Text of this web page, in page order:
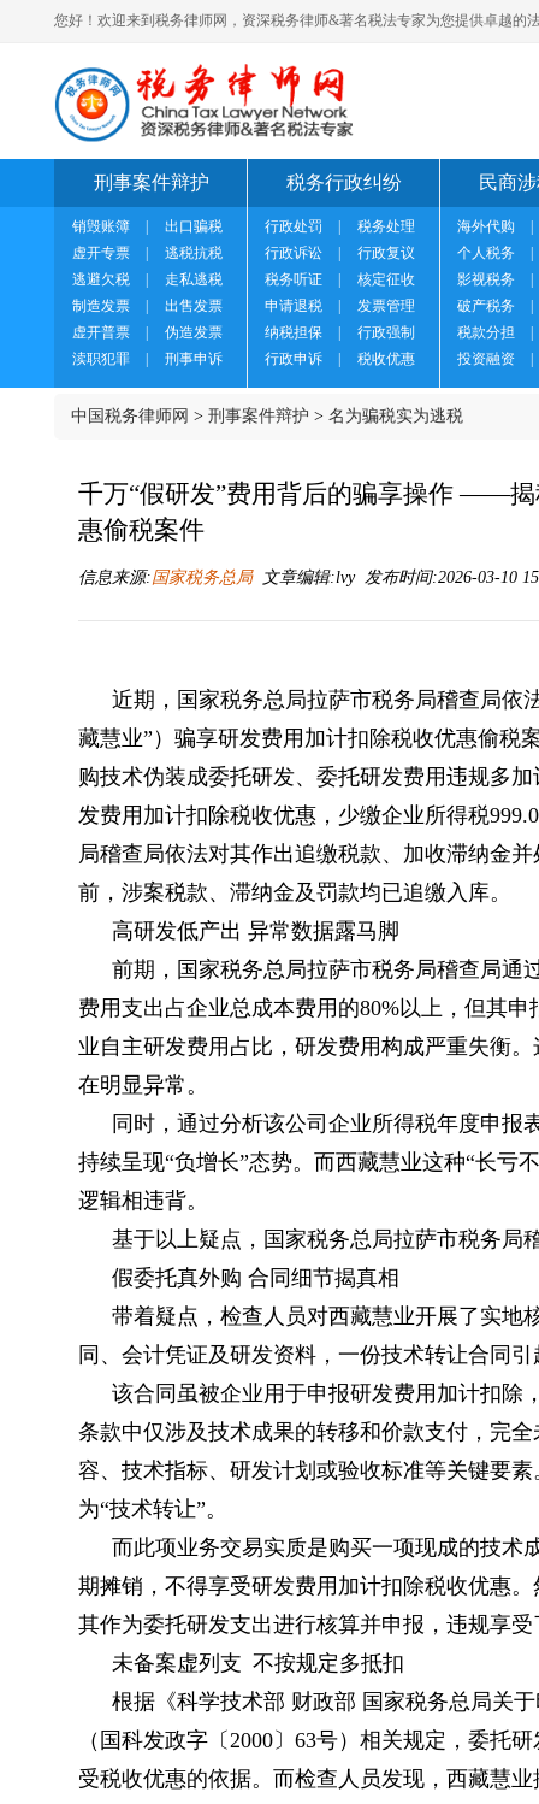
您好！欢迎来到税务律师网，资深税务律师&著名税法专家为您提供卓越的
刑事案件辩护
销毁账簿
出口骗税
虚开专票
逃税抗税
逃避欠税
走私逃税
制造发票
出售发票
虚开普票
伪造发票
渎职犯罪
刑事申诉
税务行政纠纷
行政处罚
税务处理
行政诉讼
行政复议
税务听证
核定征收
申请退税
发票管理
纳税担保
行政强制
行政申诉
税收优惠
民商
海外代购
个人税务
影视税务
破产税务
税款分担
投资融资
中国税务律师网 > 刑事案件辩护 > 名为骗税实为逃税
千万“假研发”费用背后的骗享操作 ——
惠偷税案件
信息来源:国家税务总局文章编辑:lvy 发布时间:2026-03-10
近期，国家税务总局拉萨市税务局稽查局依
藏慧业”）骗享研发费用加计扣除税收优惠偷税
购技术伪装成委托研发、委托研发费用违规多
发费用加计扣除税收优惠，少缴企业所得税
局稽查局依法对其作出追缴税款、加收滞纳金
前，涉案税款、滞纳金及罚款均已追缴入库。
高研发低产出 异常数据露马脚
前期，国家税务总局拉萨市税务局稽查局通
费用支出占企业总成本费用的80%以上，但其
业自主研发费用占比，研发费用构成严重失衡
在明显异常。
同时，通过分析该公司企业所得税年度申
持续呈现“负增长”态势。而西藏慧业这种“长亏
逻辑相违背。
基于以上疑点，国家税务总局拉萨市税务局
假委托真外购 合同细节揭真相
带着疑点，检查人员对西藏慧业开展了实地
同、会计凭证及研发资料，一份技术转让合同
该合同虽被企业用于申报研发费用加计扣除
条款中仅涉及技术成果的转移和价款支付，完
容、技术指标、研发计划或验收标准等关键要
为“技术转让”。
而此项业务交易实质是购买一项现成的技术
期摊销，不得享受研发费用加计扣除税收优惠
其作为委托研发支出进行核算并申报，违规享
未备案虚列支 不按规定多抵扣
根据《科学技术部 财政部 国家税务总局关
（国科发政字〔2000〕63号）相关规定，委托
受税收优惠的依据。而检查人员发现，西藏慧